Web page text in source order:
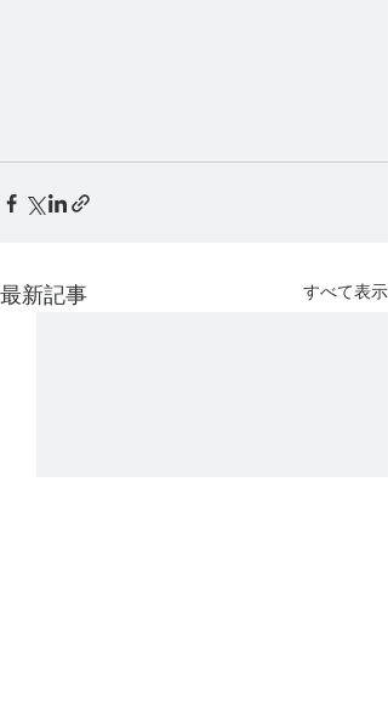
最新記事 すべて表示